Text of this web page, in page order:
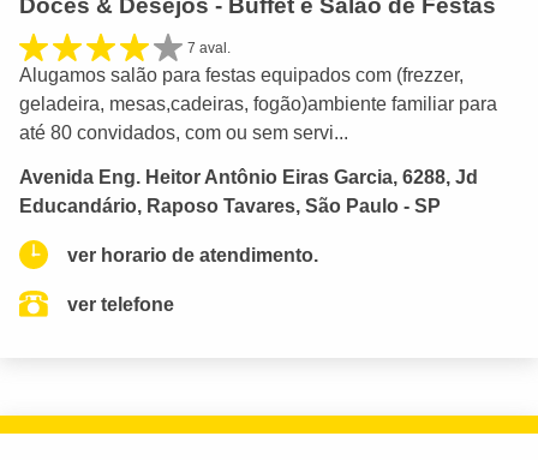
7 aval.
Alugamos salão para festas equipados com (frezzer,
geladeira, mesas,cadeiras, fogão)ambiente familiar para
até 80 convidados, com ou sem servi...
Avenida Eng. Heitor Antônio Eiras Garcia, 6288, Jd
Educandário, Raposo Tavares, São Paulo - SP
ver horario de atendimento.
ver telefone